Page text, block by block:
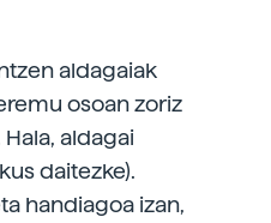
aldagaiak
osoan zoriz
aldagai
daitezke).
handiagoa izan,